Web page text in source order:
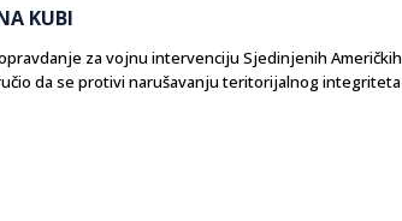
KUBI
za vojnu intervenciju Sjedinjenih Američkih
da se protivi narušavanju teritorijalnog integriteta